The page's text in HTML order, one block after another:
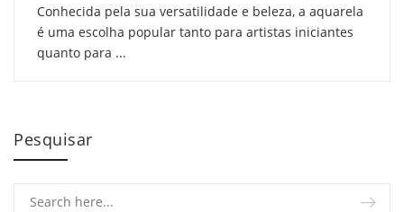
Conhecida pela sua versatilidade e beleza, a aquarela
é uma escolha popular tanto para artistas iniciantes
quanto para ...
Pesquisar